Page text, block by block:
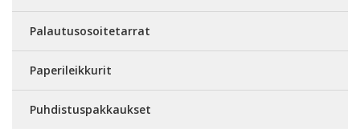
Palautusosoitetarrat
Paperileikkurit
Puhdistuspakkaukset